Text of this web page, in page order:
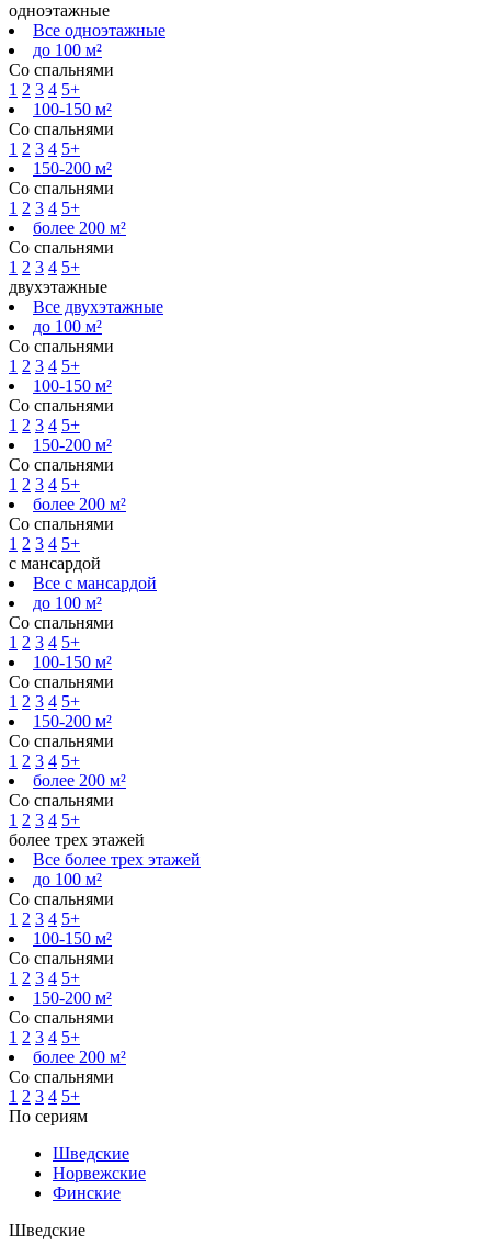
одноэтажные
Все одноэтажные
до 100 м²
Со спальнями
1 2 3 4 5+
100-150 м²
Со спальнями
1 2 3 4 5+
150-200 м²
Со спальнями
1 2 3 4 5+
более 200 м²
Со спальнями
1 2 3 4 5+
двухэтажные
Все двухэтажные
до 100 м²
Со спальнями
1 2 3 4 5+
100-150 м²
Со спальнями
1 2 3 4 5+
150-200 м²
Со спальнями
1 2 3 4 5+
более 200 м²
Со спальнями
1 2 3 4 5+
с мансардой
Все с мансардой
до 100 м²
Со спальнями
1 2 3 4 5+
100-150 м²
Со спальнями
1 2 3 4 5+
150-200 м²
Со спальнями
1 2 3 4 5+
более 200 м²
Со спальнями
1 2 3 4 5+
более трех этажей
Все более трех этажей
до 100 м²
Со спальнями
1 2 3 4 5+
100-150 м²
Со спальнями
1 2 3 4 5+
150-200 м²
Со спальнями
1 2 3 4 5+
более 200 м²
Со спальнями
1 2 3 4 5+
По сериям
Шведские
Норвежские
Финские
Шведские